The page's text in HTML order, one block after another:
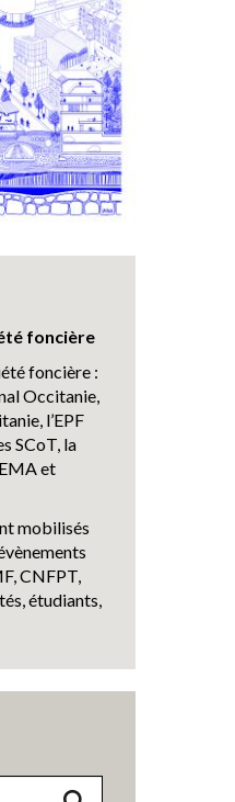
foncière
foncière :
Occitanie,
l’EPF
SCoT, la
et
mobilisés
CNFPT,
étudiants,